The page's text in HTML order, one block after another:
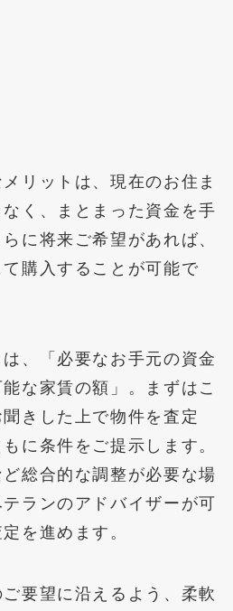
リットは、現在のお住ま
く、まとまった資金を手
に将来ご希望があれば、
購入することが可能で
、「必要なお手元の資金
な家賃の額」。まずはこ
きした上で物件を査定
に条件をご提示します。
総合的な調整が必要な場
ランのアドバイザーが可
を進めます。
要望に沿えるよう、柔軟